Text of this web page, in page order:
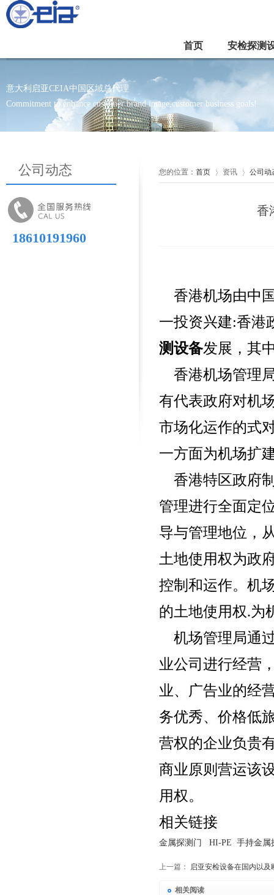
首页 安检探测
意大利启亚CEIA中国区域总代理
Commitment to enhance customer brand image,customer business goals!
公司动态
18610191960
您的位置： 首页 资讯 公司动
香
香港机场由中
一投资兴建:香港
测设备发展，其
香港机场管理
有代表政府对机
市场化运作的式
一方面为机场扩
香港特区政府
管理进行全面定
导与管理地位，
土地使用权为政
控制和运作。机
的土地使用权.为
机场管理局通
业公司进行经营
业、广告业的经
务优秀、价格低
营权的企业负贵
商业原则营运该
用权。
相关链接
金属探测门 HI-PE 手持金属
上一篇： 启亚安检设备在国内以及
相关阅读